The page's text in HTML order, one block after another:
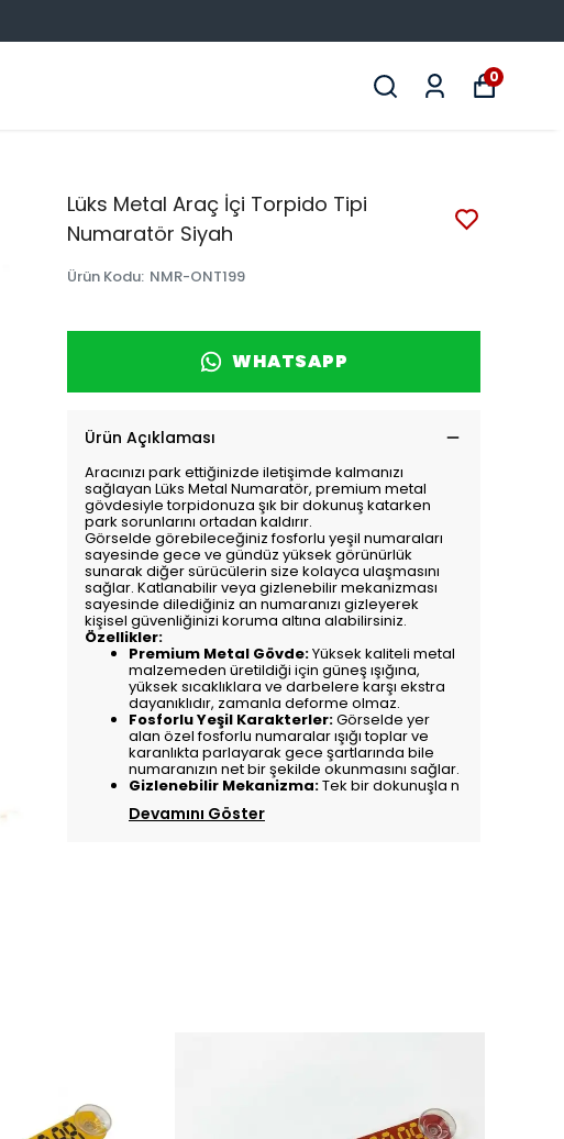
0
Lüks Metal Araç İçi Torpido Tipi
Numaratör Siyah
Ürün Kodu: NMR-ONT199
WHATSAPP
Ürün Açıklaması
Aracınızı park ettiğinizde iletişimde kalmanızı
sağlayan Lüks Metal Numaratör, premium metal
gövdesiyle torpidonuza şık bir dokunuş katarken
park sorunlarını ortadan kaldırır.
Görselde görebileceğiniz fosforlu yeşil numaraları
sayesinde gece ve gündüz yüksek görünürlük
sunarak diğer sürücülerin size kolayca ulaşmasını
sağlar. Katlanabilir veya gizlenebilir mekanizması
sayesinde dilediğiniz an numaranızı gizleyerek
kişisel güvenliğinizi koruma altına alabilirsiniz.
Özellikler:
Premium Metal Gövde:Yüksek kaliteli metal
malzemeden üretildiği için güneş ışığına,
yüksek sıcaklıklara ve darbelere karşı ekstra
dayanıklıdır, zamanla deforme olmaz.
Fosforlu Yeşil Karakterler:Görselde yer
alan özel fosforlu numaralar ışığı toplar ve
karanlıkta parlayarak gece şartlarında bile
numaranızın net bir şekilde okunmasını sağlar.
Gizlenebilir Mekanizma:Tek bir dokunuşla n
Devamını Göster